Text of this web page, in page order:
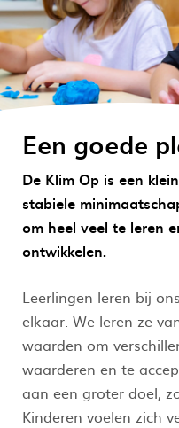
Een goede
De Klim Op is een
stabiele
om heel veel te leren
ontwikkelen.
Leerlingen leren bij
elkaar. We leren ze
waarden om
waarderen en te
aan een groter doel,
Kinderen voelen zich